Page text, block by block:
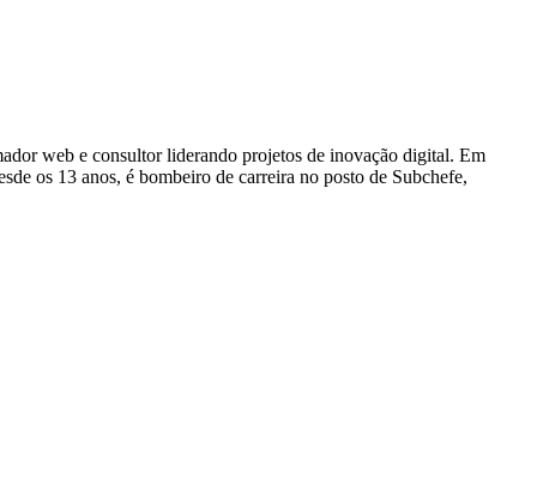
web e consultor liderando projetos de inovação digital. Em
os 13 anos, é bombeiro de carreira no posto de Subchefe,